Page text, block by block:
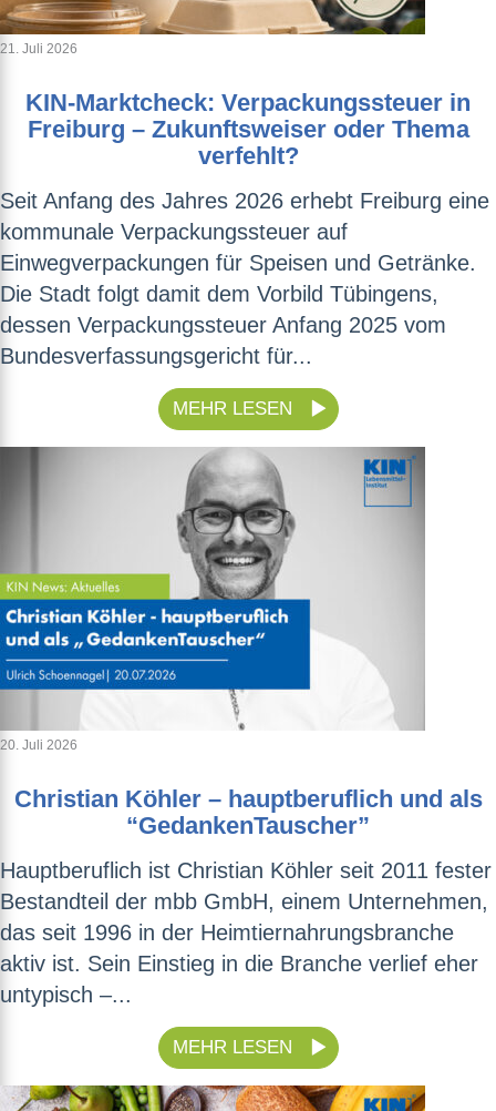
21. Juli 2026
KIN-Marktcheck: Verpackungssteuer in
Freiburg – Zukunftsweiser oder Thema
verfehlt?
Seit Anfang des Jahres 2026 erhebt Freiburg eine
kommunale Verpackungssteuer auf
Einwegverpackungen für Speisen und Getränke.
Die Stadt folgt damit dem Vorbild Tübingens,
dessen Verpackungssteuer Anfang 2025 vom
Bundesverfassungsgericht für...
MEHR LESEN
20. Juli 2026
Christian Köhler – hauptberuflich und als
“GedankenTauscher”
Hauptberuflich ist Christian Köhler seit 2011 fester
Bestandteil der mbb GmbH, einem Unternehmen,
das seit 1996 in der Heimtiernahrungsbranche
aktiv ist. Sein Einstieg in die Branche verlief eher
untypisch –...
MEHR LESEN